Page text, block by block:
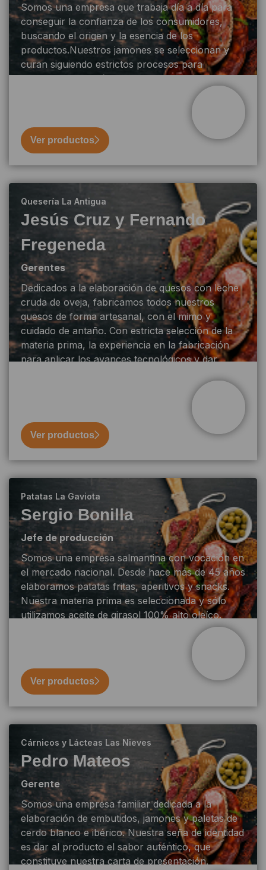
Somos una empresa que trabaja día a día para
conseguir la confianza de los consumidores,
buscando el origen y la esencia de los
productos.Nuestros jamones se seleccionan y
curan siguiendo estrictos procesos para
conseguir piezas únicas.
Ver productos
Quesería La Antigua
Jesús Cruz y Fernando
Fregeneda
Gerentes
Dedicados a la elaboración de quesos con leche
cruda de oveja, fabricamos todos nuestros
quesos de forma artesanal, con el mimo y
cuidado de antaño. Con estricta selección de la
materia prima, la experiencia en la fabricación
para aplicar los avances tecnológicos y dar
Ver productos
Patatas La Gaviota
Sergio Bonilla
Jefe de producción
Somos una empresa salmantina con vocación en
el mercado nacional. Desde hace más de 45 años
elaboramos patatas fritas, aperitivos y snacks.
Nuestra materia prima es seleccionada y sólo
utilizamos aceite de girasol 100% alto oleíco.
Ver productos
Cárnicos y Lácteas Las Nieves
Pedro Mateos
Gerente
Somos una empresa familiar dedicada a la
elaboración de embutidos, jamones y paletas de
cerdo blanco e ibérico. Nuestra seña de identidad
es dar al producto el sabor auténtico, que
constituye nuestra carta de presentación.